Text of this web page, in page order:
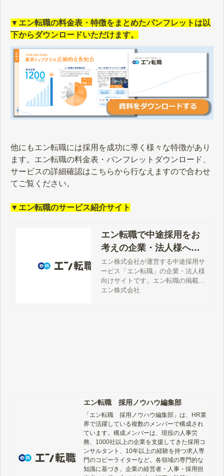
▼エン転職の料金表・特徴をまとめたパンフレットは以
下からダウンロードいただけます。
他にもエン転職には採用を成功に導く様々な特徴があり
ます。エン転職の料金表・パンフレットダウンロード、
サービスの詳細確認はこちらから行なえますので合わせ
てご覧ください。
▼エン転職のサービス紹介サイト
エン転職で中途採用をお
考えの企業・法人様へ
【公式】
エン株式会社が運営する中途採用サ
ービス「エン転職」の企業・法人様
向けサイトです。エン転職の掲載料
金、サービス詳細、特徴、評判、採
エン株式会社
エン転職 採用ノウハウ編集部
「エン転職　採用ノウハウ編集部」は、HR業
界で活躍している複数のメンバーで構成され
ています。構成メンバーは、現役の人事労
務、1000社以上の企業を支援してきた採用コ
ンサルタント、10年以上の経験を持つ求人専
門のコピーライターなど。各領域の専門的な
知識に基づき、企業の経営者・人事・採用担